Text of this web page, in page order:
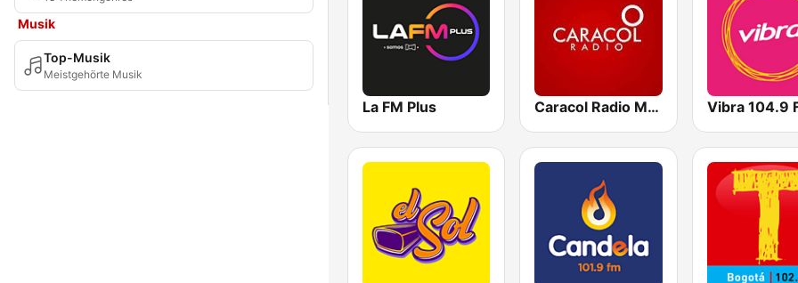
Musik
Top-Musik
Meistgehörte Musik
La FM Plus Caracol Radio Medellín Vibra 104.9